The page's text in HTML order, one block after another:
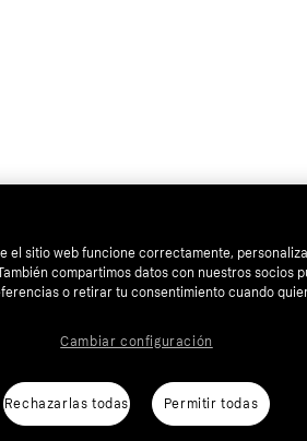
el sitio web funcione correctamente,
compartimos datos con nuestros socios
o retirar tu consentimiento cuando
Rechazarlas todas Permitir todas
Cambiar configuración